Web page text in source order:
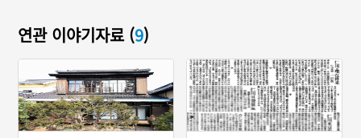
연관 이야기자료 (9)